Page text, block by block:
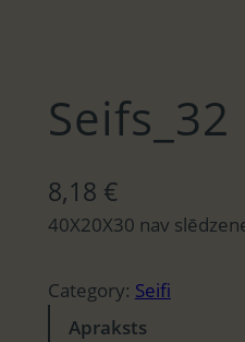
Seifs_32
8,18 €
40X20X30 nav
Category: Seifi
Apraksts